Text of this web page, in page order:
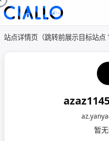
站点详情页（跳转前展示目标站点
暂